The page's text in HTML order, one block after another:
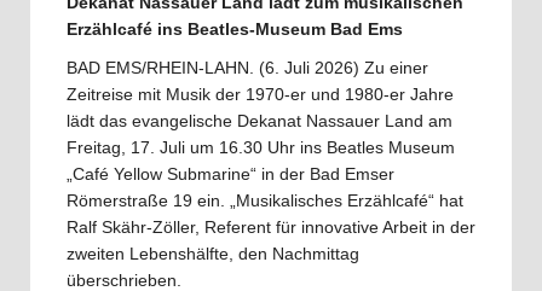
Erzählcafé ins Beatles-Museum Bad Ems
BAD EMS/RHEIN-LAHN. (6. Juli 2026) Zu einer
Zeitreise mit Musik der 1970-er und 1980-er Jahre
lädt das evangelische Dekanat Nassauer Land am
Freitag, 17. Juli um 16.30 Uhr ins Beatles Museum
„Café Yellow Submarine“ in der Bad Emser
Römerstraße 19 ein. „Musikalisches Erzählcafé“ hat
Ralf Skähr-Zöller, Referent für innovative Arbeit in der
zweiten Lebenshälfte, den Nachmittag
überschrieben.